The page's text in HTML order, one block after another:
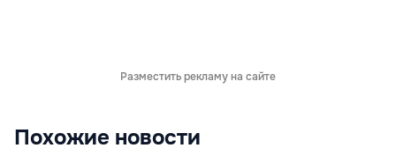
Разместить рекламу на сайте
Похожие новости